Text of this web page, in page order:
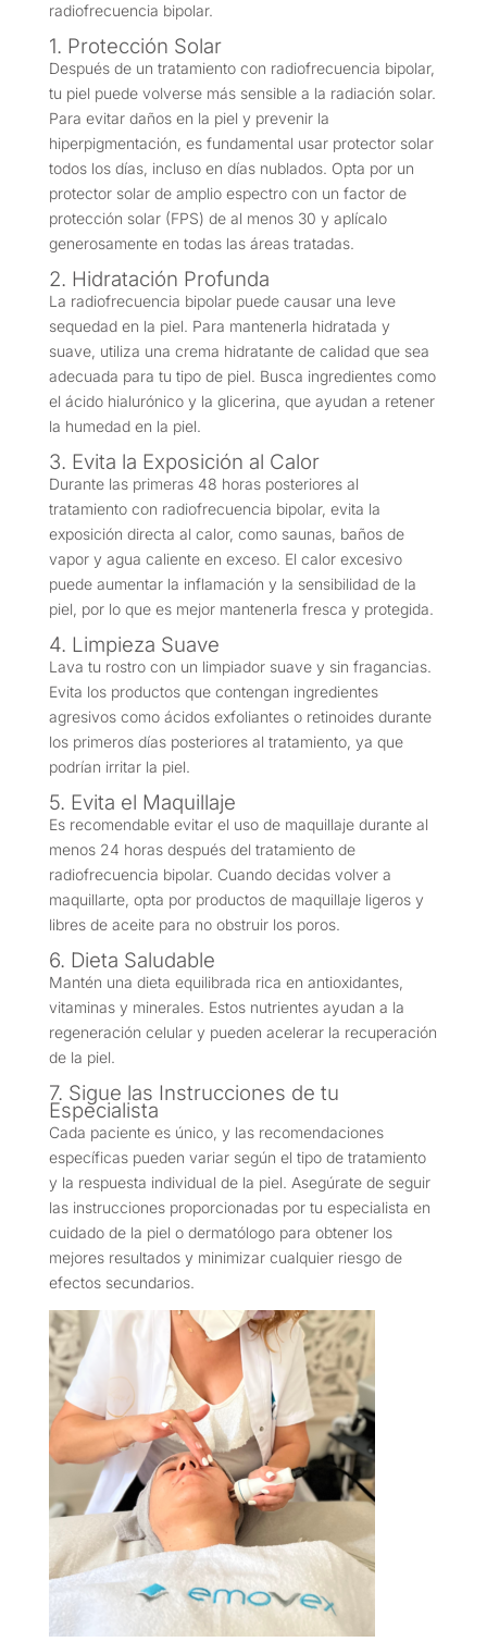
radiofrecuencia bipolar.
1. Protección Solar
Después de un tratamiento con radiofrecuencia bipolar,
tu piel puede volverse más sensible a la radiación solar.
Para evitar daños en la piel y prevenir la
hiperpigmentación, es fundamental usar protector solar
todos los días, incluso en días nublados. Opta por un
protector solar de amplio espectro con un factor de
protección solar (FPS) de al menos 30 y aplícalo
generosamente en todas las áreas tratadas.
2. Hidratación Profunda
La radiofrecuencia bipolar puede causar una leve
sequedad en la piel. Para mantenerla hidratada y
suave, utiliza una crema hidratante de calidad que sea
adecuada para tu tipo de piel. Busca ingredientes como
el ácido hialurónico y la glicerina, que ayudan a retener
la humedad en la piel.
3. Evita la Exposición al Calor
Durante las primeras 48 horas posteriores al
tratamiento con radiofrecuencia bipolar, evita la
exposición directa al calor, como saunas, baños de
vapor y agua caliente en exceso. El calor excesivo
puede aumentar la inflamación y la sensibilidad de la
piel, por lo que es mejor mantenerla fresca y protegida.
4. Limpieza Suave
Lava tu rostro con un limpiador suave y sin fragancias.
Evita los productos que contengan ingredientes
agresivos como ácidos exfoliantes o retinoides durante
los primeros días posteriores al tratamiento, ya que
podrían irritar la piel.
5. Evita el Maquillaje
Es recomendable evitar el uso de maquillaje durante al
menos 24 horas después del tratamiento de
radiofrecuencia bipolar. Cuando decidas volver a
maquillarte, opta por productos de maquillaje ligeros y
libres de aceite para no obstruir los poros.
6. Dieta Saludable
Mantén una dieta equilibrada rica en antioxidantes,
vitaminas y minerales. Estos nutrientes ayudan a la
regeneración celular y pueden acelerar la recuperación
de la piel.
7. Sigue las Instrucciones de tu
Especialista
Cada paciente es único, y las recomendaciones
específicas pueden variar según el tipo de tratamiento
y la respuesta individual de la piel. Asegúrate de seguir
las instrucciones proporcionadas por tu especialista en
cuidado de la piel o dermatólogo para obtener los
mejores resultados y minimizar cualquier riesgo de
efectos secundarios.